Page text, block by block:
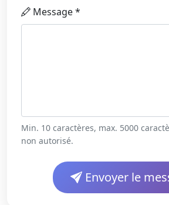
Message *
Min. 10 caractères, max. 5000
non autorisé.
Envoyer le